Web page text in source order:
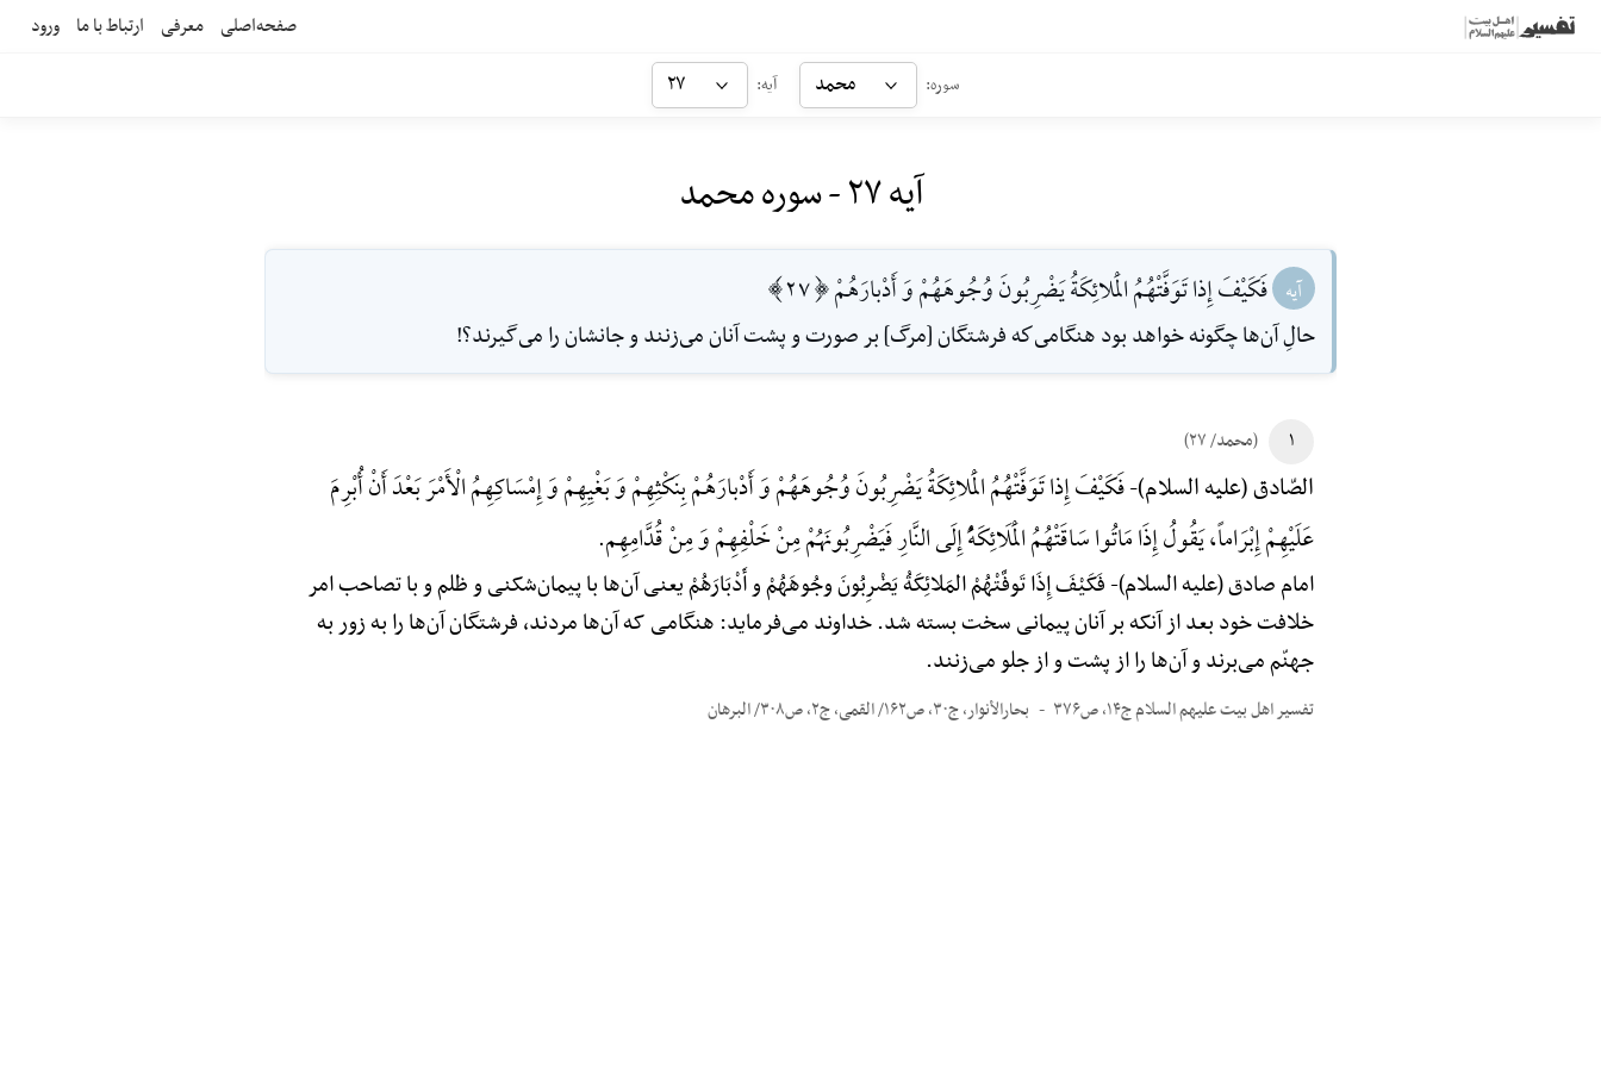
صفحه‌اصلی معرفی ارتباط با ما ورود
سوره: محمد آیه: ۲۷
آیه ۲۷ - سوره محمد
آیه فَكَيْفَ إِذا تَوَفَّتْهُمُ الْمَلائِكَةُ يَضْرِبُونَ وُجُوهَهُمْ وَ أَدْبارَهُمْ [27]
حالِ آن‌ها چگونه خواهد بود هنگامى‌كه فرشتگان [مرگ] بر صورت و پشت آنان مى‌زنند و جانشان را مى‌گيرند؟!
۱ (محمد/ ۲۷)
الصّادق (علیه السلام)-فَکَیْفَ إِذا تَوَفَّتْهُمُ الْمَلائِکَةُ یَضْرِبُونَ وُجُوهَهُمْ وَ أَدْبارَهُمْ بِنَکْثِهِمْ وَ بَغْیِهِمْ وَ إِمْسَاکِهِمُ الْأَمْرَ بَعْدَ أَنْ أُبْرِمَ
عَلَیْهِمْ إِبْرَاماً، یَقُولُ إِذَا مَاتُوا سَاقَتْهُمُ الْمَلَائِکَهًُْ إِلَی النَّارِ فَیَضْرِبُونَهُمْ مِنْ خَلْفِهِمْ وَ مِنْ قُدَّامِهِم.
امام صادق (علیه السلام)-فَکَیْفَ إِذَا تَوفَّتْهُمْ المَلائِکَةُ یَضْرِبُونَ وجُوهَهُمْ و أَدْبَارَهُمْ یعنی آن‌ها با پیمان‌شکنی و ظلم و با تصاحب امر
خلافت خود بعد از آنکه بر آنان پیمانی سخت بسته شد. خداوند می‌فرماید: هنگامی که آن‌ها مردند، فرشتگان آن‌ها را به زور به
جهنّم می‌برند و آن‌ها را از پشت و از جلو می‌زنند.
تفسیر اهل بیت علیهم السلام ج۱۴، ص۳۷۶ بحارالأنوار، ج۳۰، ص۱۶۲/ القمی، ج۲، ص۳۰۸/ البرهان